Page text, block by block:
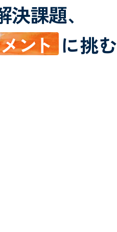
課題、
メント に挑む